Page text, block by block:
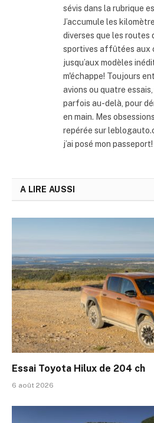
sévis dans la rubrique
J’accumule les
diverses que les routes
sportives affûtées aux
jusqu’aux modèles
m'échappe! Toujours
avions ou quatre
parfois au-delà, pour
en main. Mes
repérée sur
j’ai posé mon passeport!
A LIRE AUSSI
Essai Toyota Hilux de 204 ch
6 août 2026